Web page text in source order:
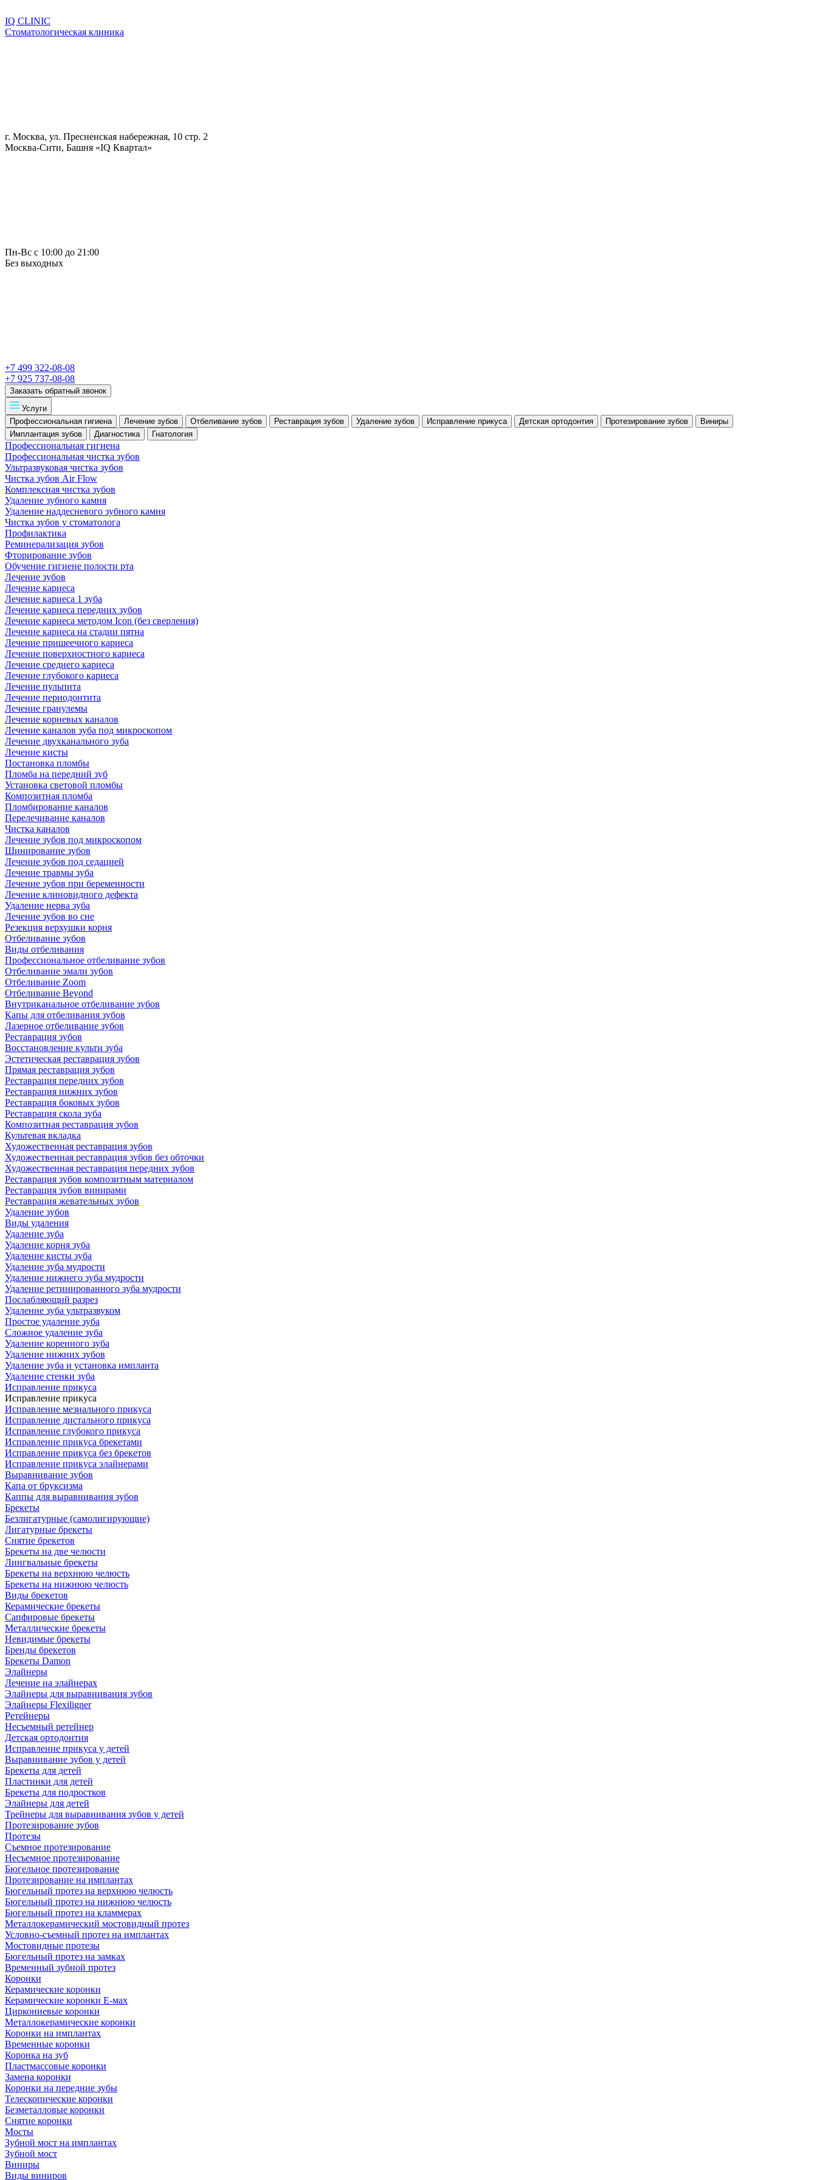
IQ CLINIC
Стоматологическая клиника
г. Москва, ул. Пресненская набережная, 10 стр. 2
Москва-Сити, Башня «IQ Квартал»
Пн-Вс с 10:00 до 21:00
Без выходных
+7 499 322-08-08
+7 925 737-08-08
Заказать обратный звонок
Услуги
Профессиональная гигиена
Лечение зубов Отбеливание зубов Реставрация зубов Удаление зубов Исправление прикуса Детская ортодонтия Протезирование зубов
Виниры
Имплантация зубов
Диагностика Гнатология
Профессиональная гигиена
Профессиональная чистка зубов
Ультразвуковая чистка зубов
Чистка зубов Air Flow
Комплексная чистка зубов
Удаление зубного камня
Удаление наддесневого зубного камня
Чистка зубов у стоматолога
Профилактика
Реминерализация зубов
Фторирование зубов
Обучение гигиене полости рта
Лечение зубов
Лечение кариеса
Лечение кариеса 1 зуба
Лечение кариеса передних зубов
Лечение кариеса методом Icon (без сверления)
Лечение кариеса на стадии пятна
Лечение пришеечного кариеса
Лечение поверхностного кариеса
Лечение среднего кариеса
Лечение глубокого кариеса
Лечение пульпита
Лечение периодонтита
Лечение гранулемы
Лечение корневых каналов
Лечение каналов зуба под микроскопом
Лечение двухканального зуба
Лечение кисты
Постановка пломбы
Пломба на передний зуб
Установка световой пломбы
Композитная пломба
Пломбирование каналов
Перелечивание каналов
Чистка каналов
Лечение зубов под микроскопом
Шинирование зубов
Лечение зубов под седацией
Лечение травмы зуба
Лечение зубов при беременности
Лечение клиновидного дефекта
Удаление нерва зуба
Лечение зубов во сне
Резекция верхушки корня
Отбеливание зубов
Виды отбеливания
Профессиональное отбеливание зубов
Отбеливание эмали зубов
Отбеливание Zoom
Отбеливание Beyond
Внутриканальное отбеливание зубов
Капы для отбеливания зубов
Лазерное отбеливание зубов
Реставрация зубов
Восстановление культи зуба
Эстетическая реставрация зубов
Прямая реставрация зубов
Реставрация передних зубов
Реставрация нижних зубов
Реставрация боковых зубов
Реставрация скола зуба
Композитная реставрация зубов
Культевая вкладка
Художественная реставрация зубов
Художественная реставрация зубов без обточки
Художественная реставрация передних зубов
Реставрация зубов композитным материалом
Реставрация зубов винирами
Реставрация жевательных зубов
Удаление зубов
Виды удаления
Удаление зуба
Удаление корня зуба
Удаление кисты зуба
Удаление зуба мудрости
Удаление нижнего зуба мудрости
Удаление ретинированного зуба мудрости
Послабляющий разрез
Удаление зуба ультразвуком
Простое удаление зуба
Сложное удаление зуба
Удаление коренного зуба
Удаление нижних зубов
Удаление зуба и установка импланта
Удаление стенки зуба
Исправление прикуса
Исправление прикуса
Исправление мезиального прикуса
Исправление дистального прикуса
Исправление глубокого прикуса
Исправление прикуса брекетами
Исправление прикуса без брекетов
Исправление прикуса элайнерами
Выравнивание зубов
Капа от бруксизма
Каппы для выравнивания зубов
Брекеты
Безлигатурные (самолигирующие)
Лигатурные брекеты
Снятие брекетов
Брекеты на две челюсти
Лингвальные брекеты
Брекеты на верхнюю челюсть
Брекеты на нижнюю челюсть
Виды брекетов
Керамические брекеты
Сапфировые брекеты
Металлические брекеты
Невидимые брекеты
Бренды брекетов
Брекеты Damon
Элайнеры
Лечение на элайнерах
Элайнеры для выравнивания зубов
Элайнеры Flexiligner
Ретейнеры
Несъемный ретейнер
Детская ортодонтия
Исправление прикуса у детей
Выравнивание зубов у детей
Брекеты для детей
Пластинки для детей
Брекеты для подростков
Элайнеры для детей
Трейнеры для выравнивания зубов у детей
Протезирование зубов
Протезы
Съемное протезирование
Несъемное протезирование
Бюгельное протезирование
Протезирование на имплантах
Бюгельный протез на верхнюю челюсть
Бюгельный протез на нижнюю челюсть
Бюгельный протез на кламмерах
Металлокерамический мостовидный протез
Условно-съемный протез на имплантах
Мостовидные протезы
Бюгельный протез на замках
Временный зубной протез
Коронки
Керамические коронки
Керамические коронки Е-мах
Циркониевые коронки
Металлокерамические коронки
Коронки на имплантах
Временные коронки
Коронка на зуб
Пластмассовые коронки
Замена коронки
Коронки на передние зубы
Телескопические коронки
Безметалловые коронки
Снятие коронки
Мосты
Зубной мост на имплантах
Зубной мост
Виниры
Виды виниров